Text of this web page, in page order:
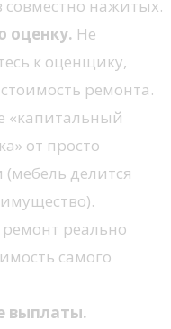
нажитых.
оценку. Не
к оценщику,
ремонта.
«капитальный
от просто
делится
реально
самого
выплаты.